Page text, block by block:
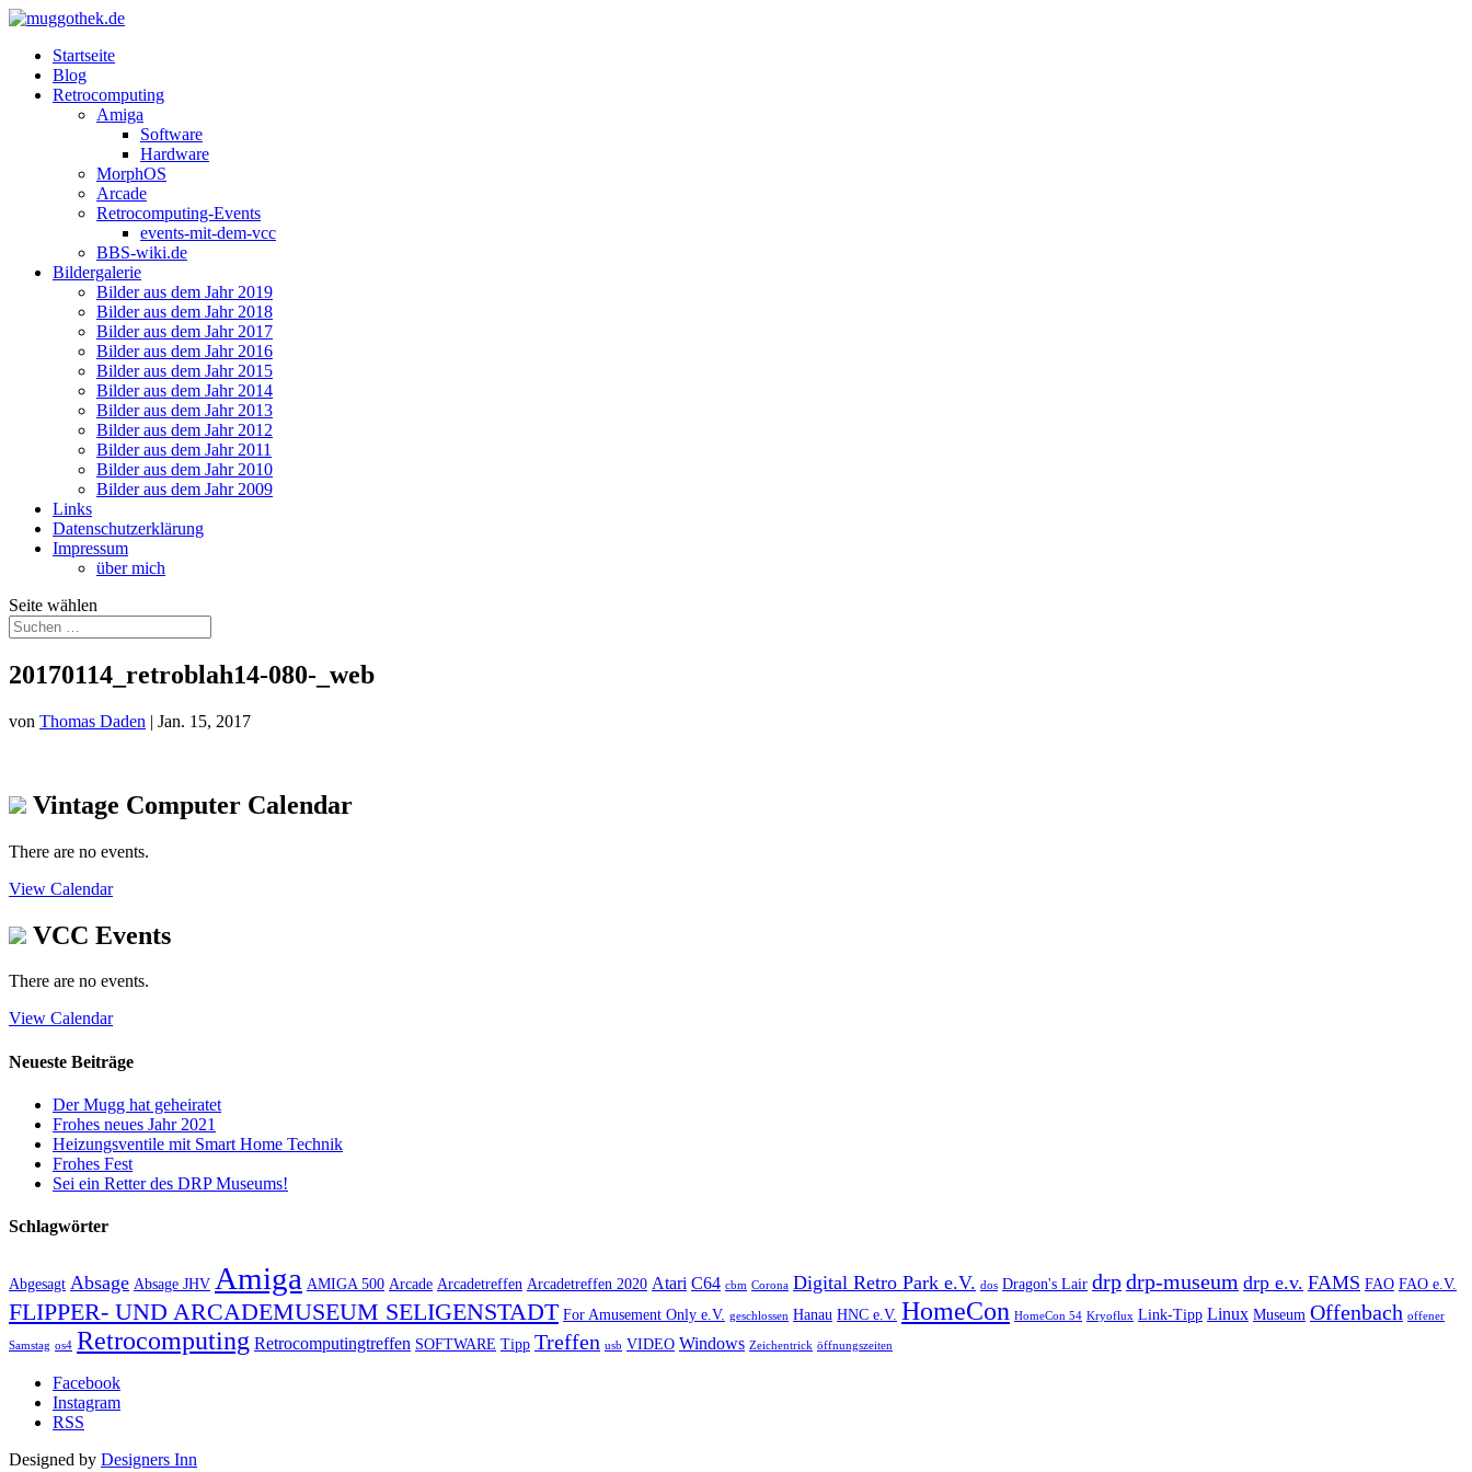
Startseite
Blog
Retrocomputing
Amiga
Software
Hardware
MorphOS
Arcade
Retrocomputing-Events
events-mit-dem-vcc
BBS-wiki.de
Bildergalerie
Bilder aus dem Jahr 2019
Bilder aus dem Jahr 2018
Bilder aus dem Jahr 2017
Bilder aus dem Jahr 2016
Bilder aus dem Jahr 2015
Bilder aus dem Jahr 2014
Bilder aus dem Jahr 2013
Bilder aus dem Jahr 2012
Bilder aus dem Jahr 2011
Bilder aus dem Jahr 2010
Bilder aus dem Jahr 2009
Links
Datenschutzerklärung
Impressum
über mich
Seite wählen
20170114_retroblah14-080-_web
von Thomas Daden | Jan. 15, 2017
Vintage Computer Calendar
There are no events.
View Calendar
VCC Events
There are no events.
View Calendar
Neueste Beiträge
Der Mugg hat geheiratet
Frohes neues Jahr 2021
Heizungsventile mit Smart Home Technik
Frohes Fest
Sei ein Retter des DRP Museums!
Schlagwörter
Abgesagt Absage Absage JHV Amiga AMIGA 500 Arcade Arcadetreffen Arcadetreffen 2020 Atari C64 cbm Corona Digital Retro Park e.V. dos Dragon's Lair drpdrp-museum drp e.v. FAMS FAO FAO e.V.
FLIPPER- UND ARCADEMUSEUM SELIGENSTADT For Amusement Only e.V. geschlossen Hanau HNC e.V. HomeCon HomeCon 54 Kryoflux Link-Tipp Linux Museum Offenbach offener
Samstag os4 Retrocomputing Retrocomputingtreffen SOFTWARE Tipp Treffen usb VIDEO Windows Zeichentrick öffnungszeiten
Facebook
Instagram
RSS
Designed by Designers Inn